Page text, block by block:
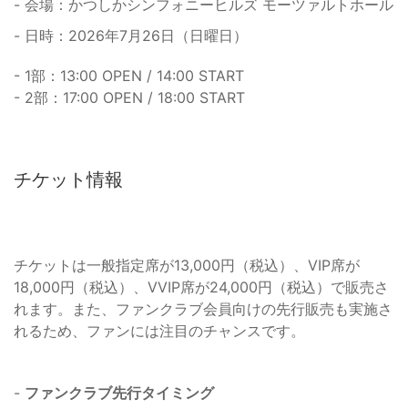
- 会場：かつしかシンフォニーヒルズ モーツァルトホール
- 日時：2026年7月26日（日曜日）
- 1部：13:00 OPEN / 14:00 START
- 2部：17:00 OPEN / 18:00 START
チケット情報
チケットは一般指定席が13,000円（税込）、VIP席が
18,000円（税込）、VVIP席が24,000円（税込）で販売さ
れます。また、ファンクラブ会員向けの先行販売も実施さ
れるため、ファンには注目のチャンスです。
- ファンクラブ先行タイミング